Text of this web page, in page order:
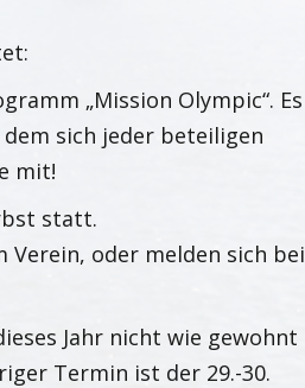
„Mission Olympic“. Es
sich jeder beteiligen
mit!
statt.
oder melden sich bei
Jahr nicht wie gewohnt
Termin ist der 29.-30.